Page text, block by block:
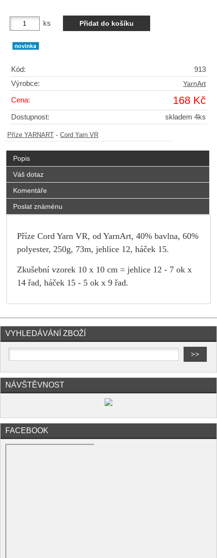
ks
Kód:
913
Výrobce:
YarnArt
Cena: 168 Kč
Dostupnost: skladem 4ks
Příze YARNART - Cord Yarn VR
Popis
Váš dotaz
Komentáře
Poslat známénu
Příze Cord Yarn VR, od YarnArt, 40% bavlna, 60%
polyester, 250g, 73m, jehlice 12, háček 15.
Zkušební vzorek 10 x 10 cm = jehlice 12 - 7 ok x
14 řad, háček 15 - 5 ok x 9 řad.
VYHLEDÁVÁNÍ ZBOŽÍ
NÁVŠTĚVNOST
FACEBOOK